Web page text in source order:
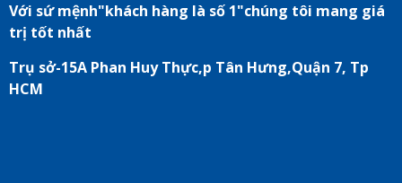
Với sứ mệnh"khách hàng là số 1"chúng tôi mang giá
trị tốt nhất
Trụ sở-15A Phan Huy Thực,p Tân Hưng,Quận 7, Tp
HCM